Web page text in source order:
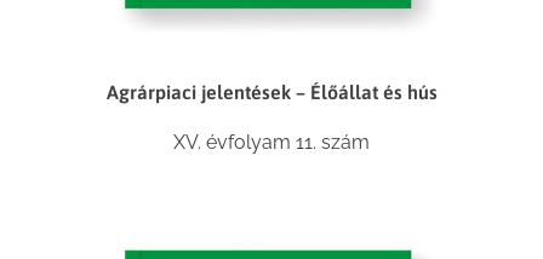
Agrárpiaci jelentések – Élőállat és hús
XV. évfolyam 11. szám